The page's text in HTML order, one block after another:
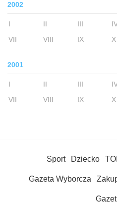
2002
I II III
VII
VIII IX X
2001
I II III
VII
VIII IX X
Sport Dziecko
Gazeta Wyborcza